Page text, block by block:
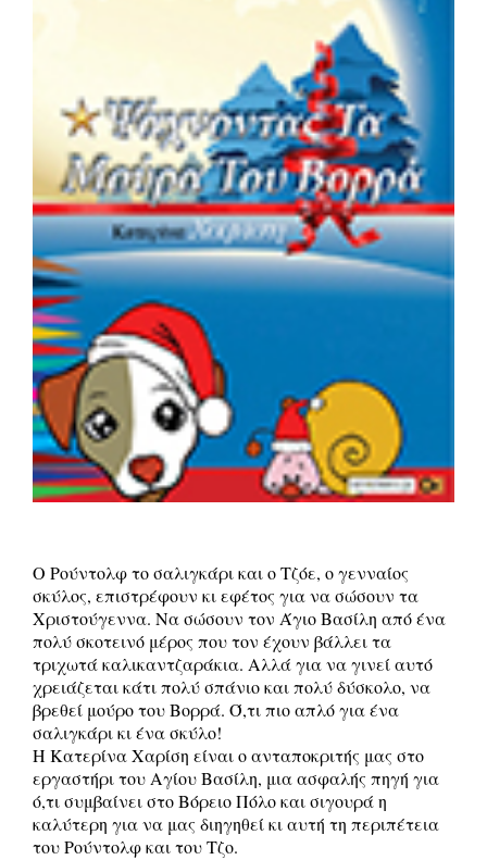
Ο Ρούντολφ το σαλιγκάρι και ο Τζόε, ο γενναίος
σκύλος, επιστρέφουν κι εφέτος για να σώσουν τα
Χριστούγεννα. Να σώσουν τον Άγιο Βασίλη από ένα
πολύ σκοτεινό μέρος που τον έχουν βάλλει τα
τριχωτά καλικαντζαράκια. Αλλά για να γινεί αυτό
χρειάζεται κάτι πολύ σπάνιο και πολύ δύσκολο, να
βρεθεί μούρο του Βορρά. Ό,τι πιο απλό για ένα
σαλιγκάρι κι ένα σκύλο!
Η Κατερίνα Χαρίση είναι ο ανταποκριτής μας στο
εργαστήρι του Αγίου Βασίλη, μια ασφαλής πηγή για
ό,τι συμβαίνει στο Βόρειο Πόλο και σιγουρά η
καλύτερη για να μας διηγηθεί κι αυτή τη περιπέτεια
του Ρούντολφ και του Τζο.